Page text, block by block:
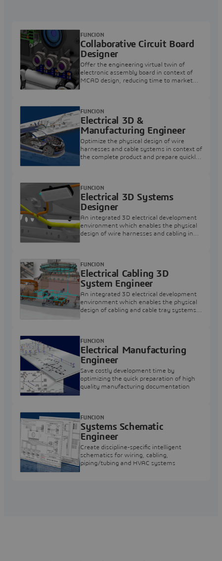
Collaborative Circuit Board
Designer
Offer the engineering virtual twin of
electronic assembly board in context of
MCAD design, reducing time to market
FUNCION
Electrical 3D &
Manufacturing Engineer
Optimize the physical design of wire
harnesses and cable systems in context of
the complete product and prepare quickly
FUNCION
Electrical 3D Systems
Designer
An integrated 3D electrical development
environment which enables the physical
design of wire harnesses and cabling in
FUNCION
Electrical Cabling 3D
System Engineer
An integrated 3D electrical development
environment which enables the physical
design of cabling and cable tray systems
FUNCION
Electrical Manufacturing
Engineer
Save costly development time by
optimizing the quick preparation of high
quality manufacturing documentation
FUNCION
Systems Schematic
Engineer
Create discipline-specific intelligent
schematics for wiring, cabling,
piping/tubing and HVAC systems
FUNCION